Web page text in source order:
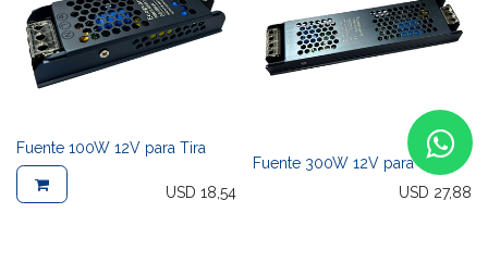
Fuente 100W 12V para Tira
USD 18,54
Fuente 300W 12V para Tira
USD 27,88